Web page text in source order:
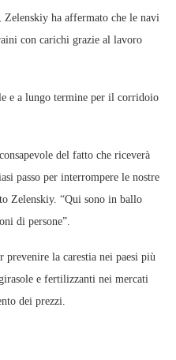
ha affermato che le navi
con carichi grazie al lavoro
e a lungo termine per il corridoio
del fatto che riceverà
passo per interrompere le nostre
Zelenskiy. “Qui sono in ballo
di persone”.
prevenire la carestia nei paesi più
e fertilizzanti nei mercati
dei prezzi.